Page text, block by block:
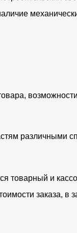
различными
товарный и
заказа, в